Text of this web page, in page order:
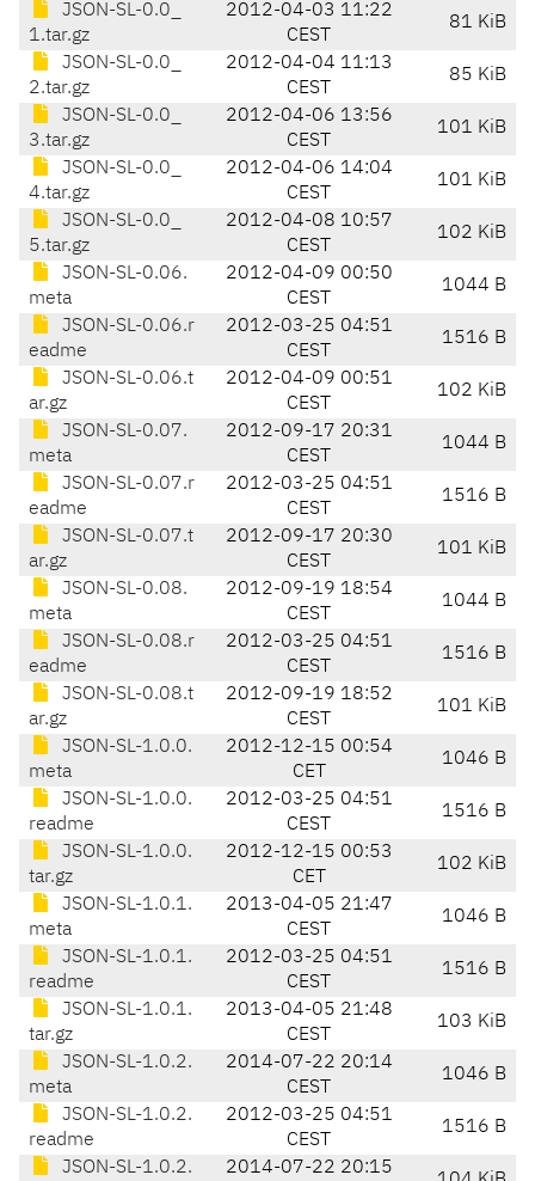
JSON-SL-0.0_
1.tar.gz
2012-04-03 11:22
CEST
81 KiB
JSON-SL-0.0_
2.tar.gz
2012-04-04 11:13
CEST
85 KiB
JSON-SL-0.0_
3.tar.gz
2012-04-06 13:56
CEST
101 KiB
JSON-SL-0.0_
4.tar.gz
2012-04-06 14:04
CEST
101 KiB
JSON-SL-0.0_
5.tar.gz
2012-04-08 10:57
CEST
102 KiB
JSON-SL-0.06.
meta
2012-04-09 00:50
CEST
1044 B
JSON-SL-0.06.r
eadme
2012-03-25 04:51
CEST
1516 B
JSON-SL-0.06.t
ar.gz
2012-04-09 00:51
CEST
102 KiB
JSON-SL-0.07.
meta
2012-09-17 20:31
CEST
1044 B
JSON-SL-0.07.r
eadme
2012-03-25 04:51
CEST
1516 B
JSON-SL-0.07.t
ar.gz
2012-09-17 20:30
CEST
101 KiB
JSON-SL-0.08.
meta
2012-09-19 18:54
CEST
1044 B
JSON-SL-0.08.r
eadme
2012-03-25 04:51
CEST
1516 B
JSON-SL-0.08.t
ar.gz
2012-09-19 18:52
CEST
101 KiB
JSON-SL-1.0.0.
meta
2012-12-15 00:54
CET
1046 B
JSON-SL-1.0.0.
readme
2012-03-25 04:51
CEST
1516 B
JSON-SL-1.0.0.
tar.gz
2012-12-15 00:53
CET
102 KiB
JSON-SL-1.0.1.
meta
2013-04-05 21:47
CEST
1046 B
JSON-SL-1.0.1.
readme
2012-03-25 04:51
CEST
1516 B
JSON-SL-1.0.1.
tar.gz
2013-04-05 21:48
CEST
103 KiB
JSON-SL-1.0.2.
meta
2014-07-22 20:14
CEST
1046 B
JSON-SL-1.0.2.
readme
2012-03-25 04:51
CEST
1516 B
JSON-SL-1.0.2.
2014-07-22 20:15